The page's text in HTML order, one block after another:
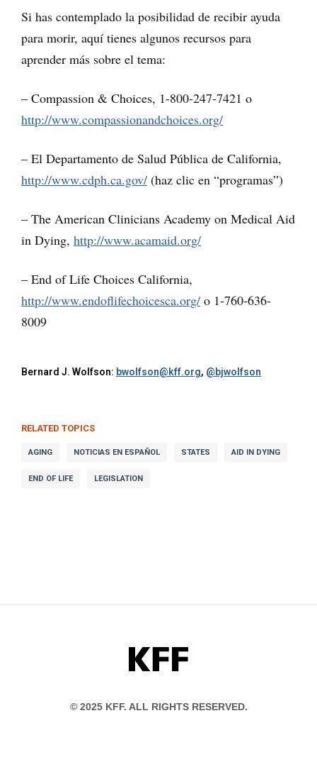
Si has contemplado la posibilidad de recibir ayuda
para morir, aquí tienes algunos recursos para
aprender más sobre el tema:
– Compassion & Choices, 1-800-247-7421 o
http://www.compassionandchoices.org/
– El Departamento de Salud Pública de California,
http://www.cdph.ca.gov/ (haz clic en “programas”)
– The American Clinicians Academy on Medical Aid
in Dying, http://www.acamaid.org/
– End of Life Choices California,
http://www.endoflifechoicesca.org/ o 1-760-636-
8009
Bernard J. Wolfson: bwolfson@kff.org, @bjwolfson
RELATED TOPICS
AGING NOTICIAS EN ESPAÑOL STATES AID IN DYING
END OF LIFE LEGISLATION
KFF
© 2025 KFF. ALL RIGHTS RESERVED.